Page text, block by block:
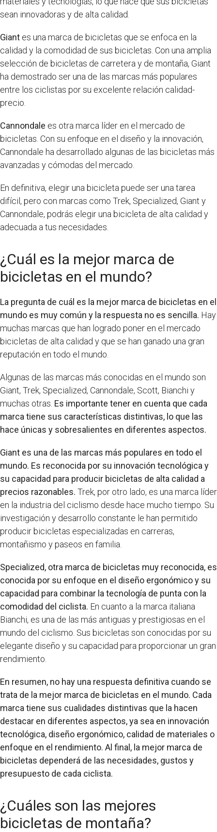
sean innovadoras y de alta calidad.
Giant es una marca de bicicletas que se enfoca en la
calidad y la comodidad de sus bicicletas. Con una amplia
selección de bicicletas de carretera y de montaña, Giant
ha demostrado ser una de las marcas más populares
entre los ciclistas por su excelente relación calidad-
precio.
Cannondale es otra marca líder en el mercado de
bicicletas. Con su enfoque en el diseño y la innovación,
Cannondale ha desarrollado algunas de las bicicletas más
avanzadas y cómodas del mercado.
En definitiva, elegir una bicicleta puede ser una tarea
difícil, pero con marcas como Trek, Specialized, Giant y
Cannondale, podrás elegir una bicicleta de alta calidad y
adecuada a tus necesidades.
¿Cuál es la mejor marca de
bicicletas en el mundo?
La pregunta de cuál es la mejor marca de bicicletas en el
mundo es muy común y la respuesta no es sencilla. Hay
muchas marcas que han logrado poner en el mercado
bicicletas de alta calidad y que se han ganado una gran
reputación en todo el mundo.
Algunas de las marcas más conocidas en el mundo son
Giant, Trek, Specialized, Cannondale, Scott, Bianchi y
muchas otras. Es importante tener en cuenta que cada
marca tiene sus características distintivas, lo que las
hace únicas y sobresalientes en diferentes aspectos.
Giant es una de las marcas más populares en todo el
mundo. Es reconocida por su innovación tecnológica y
su capacidad para producir bicicletas de alta calidad a
precios razonables. Trek, por otro lado, es una marca líder
en la industria del ciclismo desde hace mucho tiempo. Su
investigación y desarrollo constante le han permitido
producir bicicletas especializadas en carreras,
montañismo y paseos en familia.
Specialized, otra marca de bicicletas muy reconocida, es
conocida por su enfoque en el diseño ergonómico y su
capacidad para combinar la tecnología de punta con la
comodidad del ciclista. En cuanto a la marca italiana
Bianchi, es una de las más antiguas y prestigiosas en el
mundo del ciclismo. Sus bicicletas son conocidas por su
elegante diseño y su capacidad para proporcionar un gran
rendimiento.
En resumen, no hay una respuesta definitiva cuando se
trata de la mejor marca de bicicletas en el mundo. Cada
marca tiene sus cualidades distintivas que la hacen
destacar en diferentes aspectos, ya sea en innovación
tecnológica, diseño ergonómico, calidad de materiales o
enfoque en el rendimiento. Al final, la mejor marca de
bicicletas dependerá de las necesidades, gustos y
presupuesto de cada ciclista.
¿Cuáles son las mejores
bicicletas de montaña?